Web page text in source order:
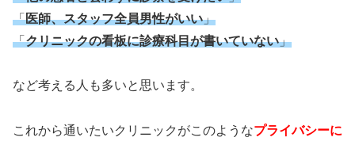
「医師、スタッフ全員男性がいい」
「クリニックの看板に診療科目が書いていない」
など考える人も多いと思います。
これから通いたいクリニックがこのようなプライバシーに